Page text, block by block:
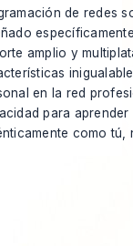
de redes
amplio y
en la red
para
como tú,